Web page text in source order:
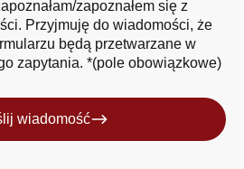
zapoznałem się z
. Przyjmuję do wiadomości, że
będą przetwarzane w
zapytania. *(pole obowiązkowe)
wiadomość